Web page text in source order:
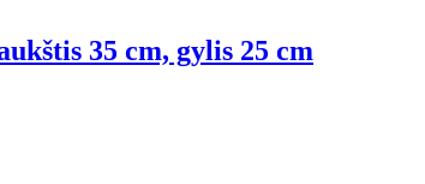
35 cm, gylis 25 cm